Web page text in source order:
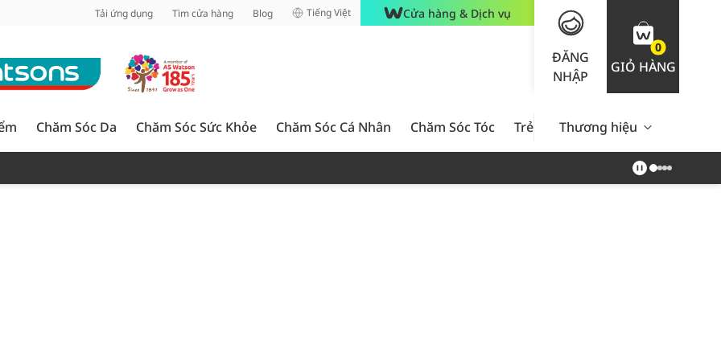
Tải ứng dụng Tìm cửa hàng Blog Tiếng Việt Cửa hàng & Dịch vụ
ĐĂNG
NHẬP
0
GIỎ HÀNG
Chăm Sóc Da Chăm Sóc Sức Khỏe Chăm Sóc Cá Nhân Chăm Sóc Tóc Trẻ Em Nam Giới Chăm Sóc
Thương hiệu